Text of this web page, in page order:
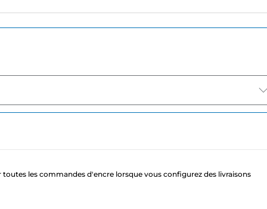
toutes les commandes d'encre lorsque vous configurez des livraisons